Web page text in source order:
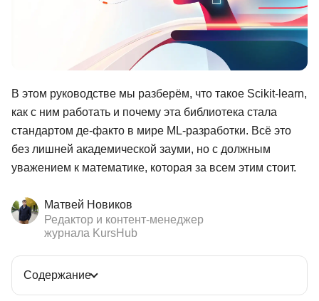
В этом руководстве мы разберём, что такое Scikit-learn,
как с ним работать и почему эта библиотека стала
стандартом де-факто в мире ML-разработки. Всё это
без лишней академической зауми, но с должным
уважением к математике, которая за всем этим стоит.
Матвей Новиков
Редактор и контент-менеджер
журнала KursHub
Содержание